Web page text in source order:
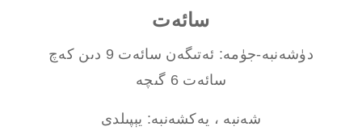
سائەت
دۈشەنبە-جۈمە: ئەتىگەن سائەت 9 دىن كەچ
سائەت 6 گىچە
شەنبە ، يەكشەنبە: يېپىلدى